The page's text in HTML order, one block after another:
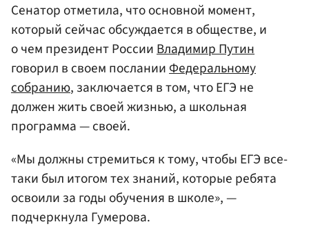
Сенатор отметила, что основной момент,
который сейчас обсуждается в обществе, и
о чем президент РоссииВладимир Путин
говорил в своем посланииФедеральному
собранию, заключается в том, что ЕГЭ не
должен жить своей жизнью, а школьная
программа — своей.
«Мы должны стремиться к тому, чтобы ЕГЭ все-
таки был итогом тех знаний, которые ребята
освоили за годы обучения в школе», —
подчеркнула Гумерова.